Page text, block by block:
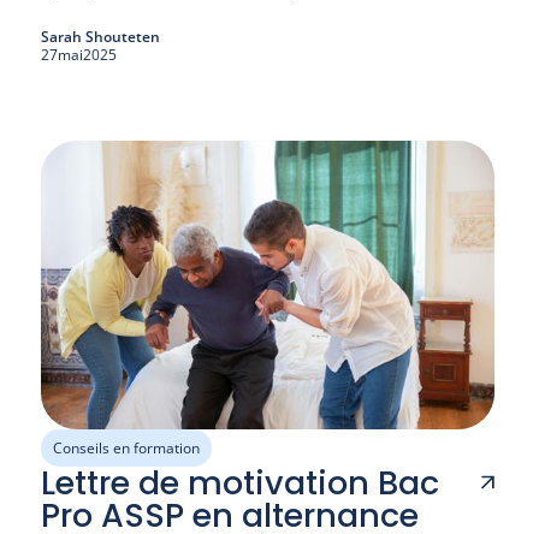
Sarah Shouteten
27mai2025
Conseils en formation
Lettre de motivation Bac
Pro ASSP en alternance